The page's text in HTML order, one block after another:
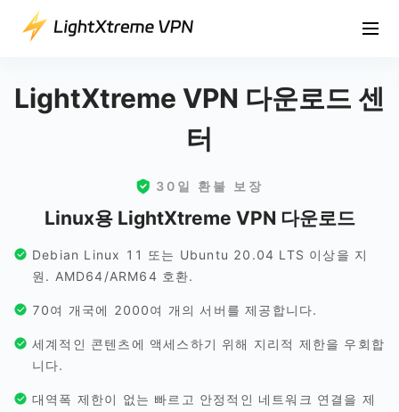
LightXtreme VPN 다운로드 센
터
30일 환불 보장
Linux용 LightXtreme VPN 다운로드
Debian Linux 11 또는 Ubuntu 20.04 LTS 이상을 지
원. AMD64/ARM64 호환.
70여 개국에 2000여 개의 서버를 제공합니다.
세계적인 콘텐츠에 액세스하기 위해 지리적 제한을 우회합
니다.
대역폭 제한이 없는 빠르고 안정적인 네트워크 연결을 제